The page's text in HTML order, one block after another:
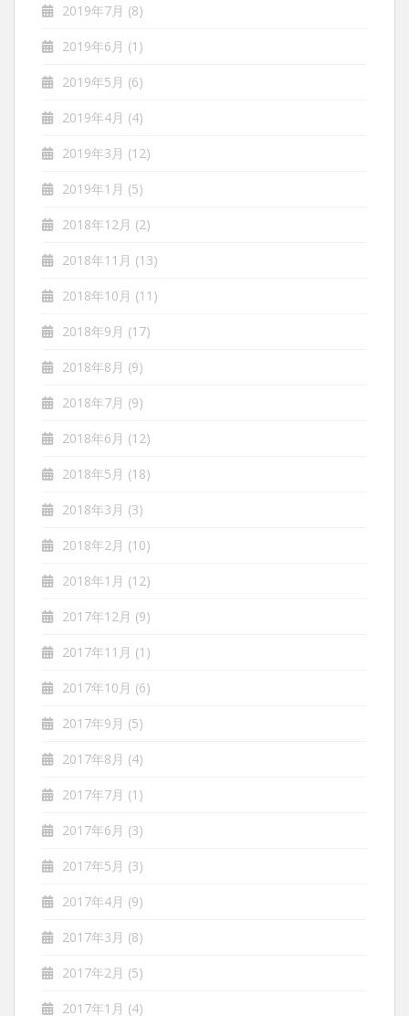
2019年7月 (8)
2019年6月 (1)
2019年5月 (6)
2019年4月 (4)
2019年3月 (12)
2019年1月 (5)
2018年12月 (2)
2018年11月 (13)
2018年10月 (11)
2018年9月 (17)
2018年8月 (9)
2018年7月 (9)
2018年6月 (12)
2018年5月 (18)
2018年3月 (3)
2018年2月 (10)
2018年1月 (12)
2017年12月 (9)
2017年11月 (1)
2017年10月 (6)
2017年9月 (5)
2017年8月 (4)
2017年7月 (1)
2017年6月 (3)
2017年5月 (3)
2017年4月 (9)
2017年3月 (8)
2017年2月 (5)
2017年1月 (4)